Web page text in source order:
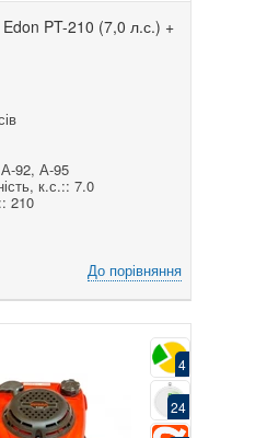
PT-210 (7,0 л.с.) +
92, А-95
к.с.:: 7.0
210
До порівняння
4
24